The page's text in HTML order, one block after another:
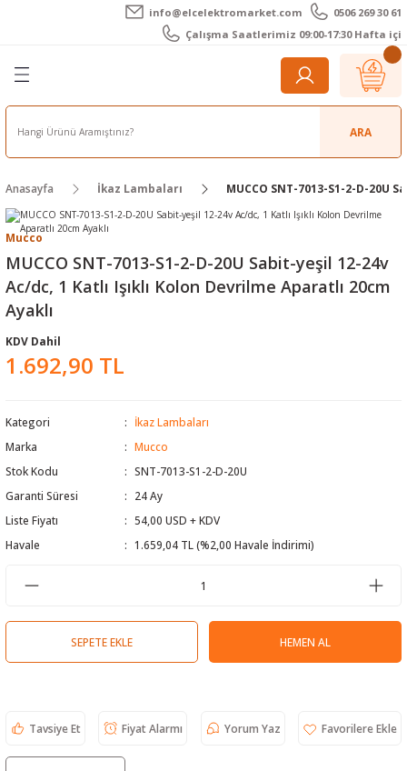
info@elcelektromarket.com
0506 269 30 61
Çalışma Saatlerimiz 09:00-17:30 Hafta içi
Geri Dön
Geri Dön
Cihazı
ve Kablo Bulucular
Geri Dön
Kameralar
Geri Dön
Cihazları
Cihazları
Geri Dön
Teli - Pasta
Geri Dön
ARA
Anasayfa İkaz Lambaları MUCCO SNT-7013-S1-2-D-20U
Mucco
MUCCO SNT-7013-S1-2-D-20U Sabit-yeşil 12-24v
Ac/dc, 1 Katlı Işıklı Kolon Devrilme Aparatlı 20cm
Ayaklı
KDV Dahil
1.692,90 TL
Kategori
İkaz Lambaları
Marka
Mucco
Stok Kodu
SNT-7013-S1-2-D-20U
Garanti Süresi
24 Ay
Liste Fiyatı
54,00 USD + KDV
Havale
1.659,04 TL (%2,00 Havale İndirimi)
SEPETE EKLE HEMEN AL
Tavsiye Et Fiyat Alarmı Yorum Yaz